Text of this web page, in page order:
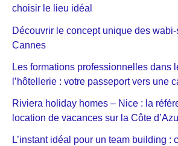
choisir le lieu idéal
Découvrir le concept unique des
Cannes
Les formations professionnelles dans
l’hôtellerie : votre passeport vers une
Riviera holiday homes – Nice : la
location de vacances sur la Côte
L’instant idéal pour un team building :